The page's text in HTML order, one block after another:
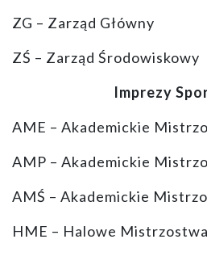
ZG – Zarząd Główny
ZŚ – Zarząd Środowiskowy
Imprezy
AME – Akademickie
AMP – Akademickie
AMŚ – Akademickie
HME – Halowe